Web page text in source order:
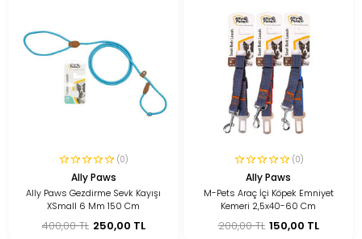
(0)
Ally Paws
Ally Paws Gezdirme Sevk Kayışı
XSmall 6 Mm 150 Cm
400,00 TL 250,00 TL
(0)
Ally Paws
M-Pets Araç İçi Köpek Emniyet
Kemeri 2,5x40-60 Cm
200,00 TL 150,00 TL